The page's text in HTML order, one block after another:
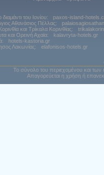
διαμάντι του Ιονίου:
paxos-island-
Αθανάσιος Πέλλας:
και Τρίκαλα Κορινθίας:
και Ορεινή Αχαϊα:
kalavryta-hotels.gr
hotels-kastoria.gr
Λακωνίας:
elafonisos-hotels.gr
Το σύνολο του περιεχομένου και των
Απαγορεύεται η χρήση ή